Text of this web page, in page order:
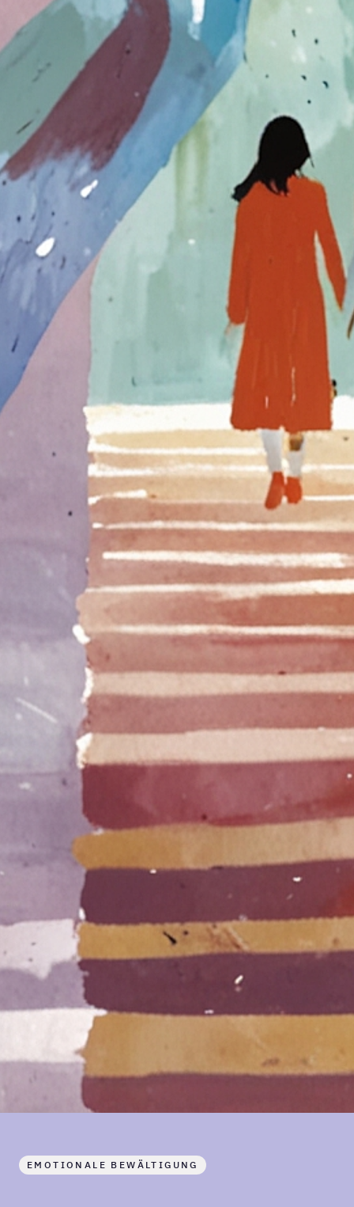
EMOTIONALE BEWÄLTIGUNG